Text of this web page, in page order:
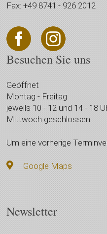
Fax: +49 8741 - 926 2012
Besuchen Sie uns
Geöffnet
Montag - Freitag
jeweils 10 - 12 und 14 - 18
Mittwoch geschlossen
Um eine vorherige
Google Maps
Newsletter